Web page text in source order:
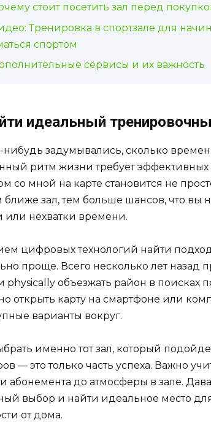
стоит посетить зал перед
Тренировка в спортзале для
спортом
сервисы и их важность
идеальный
задумывались, сколько
ритм жизни требует
со мной на карте становится не
зал, тем больше шансов, что вы
или нехватки времени.
цифровых технологий найти
проще. Всего несколько лет назад
physically объезжать район в поисках
открыть карту на смартфоне или
варианты вокруг.
именно тот зал, который
— это только часть успеха. Важно
абонемента до атмосферы в зале.
выбор и найти идеальное место
от дома.